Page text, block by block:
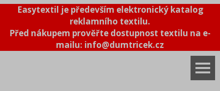
Systémové bundy 3v1
Easytextil je především elektronický katalog
reklamního textilu.
Před nákupem prověřte dostupnost textilu na e-
mailu: info@dumtricek.cz